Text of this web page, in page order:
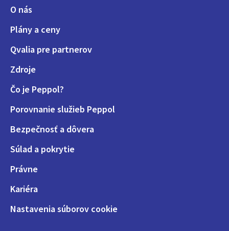
O nás
Plány a ceny
Qvalia pre partnerov
Zdroje
Čo je Peppol?
Porovnanie služieb Peppol
Bezpečnosť a dôvera
Súlad a pokrytie
Právne
Kariéra
Nastavenia súborov cookie